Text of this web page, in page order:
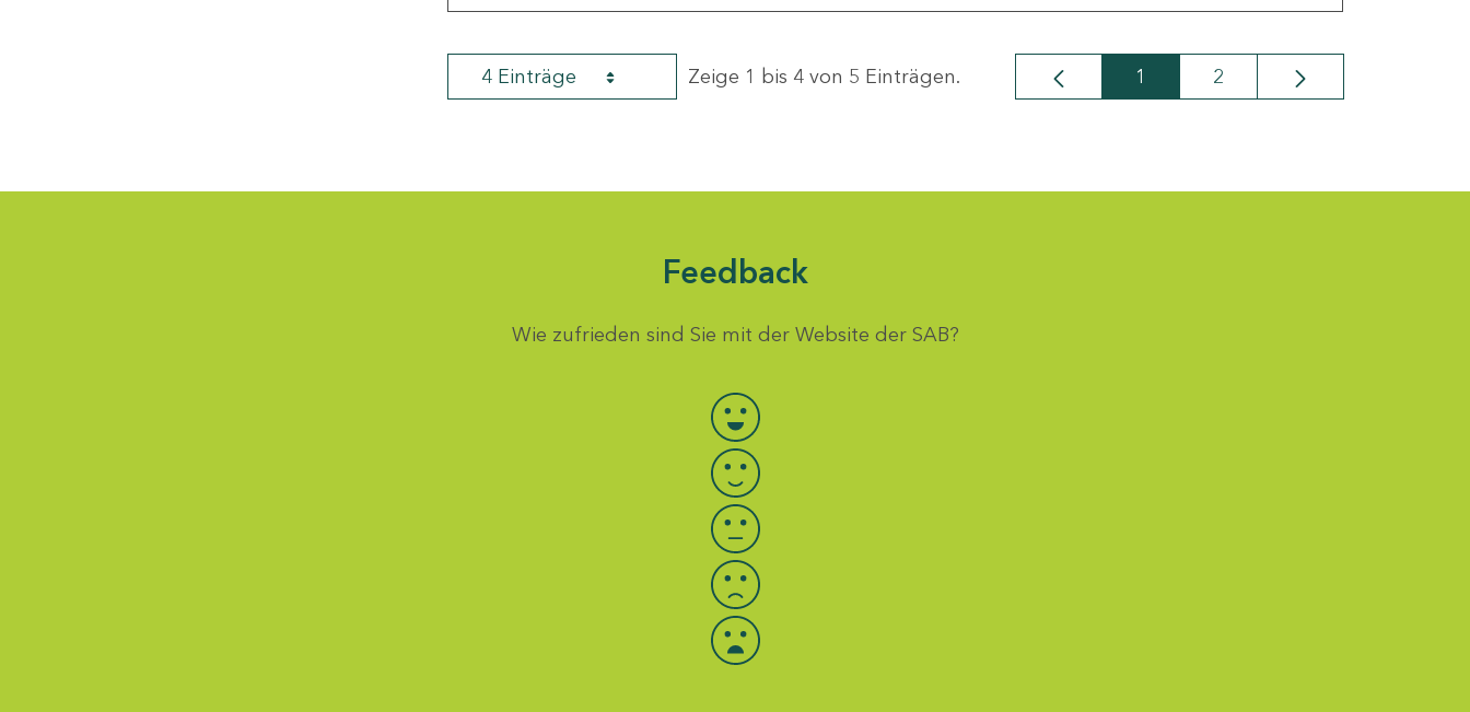
4 Einträge Zeige 1 bis 4 von 5 Einträgen. Seite
1 Seite
2
Feedback
Wie zufrieden sind Sie mit der Website der SAB?
Bewertung auswählen